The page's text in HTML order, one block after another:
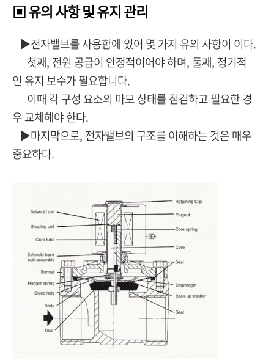
▣ 유의 사항 및 유지 관리
▶전자밸브를 사용함에 있어 몇 가지 유의 사항이 이다.
첫째, 전원 공급이 안정적이어야 하며, 둘째, 정기적
인 유지 보수가 필요합니다.
이때 각 구성 요소의 마모 상태를 점검하고 필요한 경
우 교체해야 한다.
▶마지막으로, 전자밸브의 구조를 이해하는 것은 매우
중요하다.